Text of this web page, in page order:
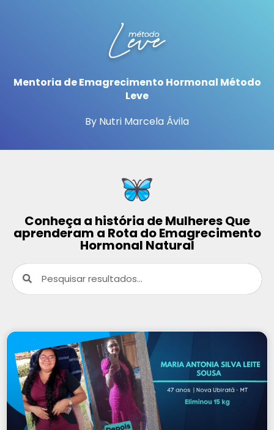
Mentoria de Emagrecimento Hormonal Método
Leve
By Nutri Marcela Ávila
Conheça a história de Mulheres Que
aprenderam a Rota do Emagrecimento
Hormonal Natural